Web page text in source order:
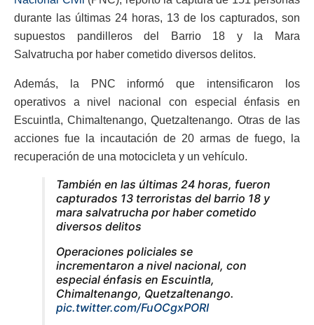
durante las últimas 24 horas, 13 de los capturados, son
supuestos pandilleros del Barrio 18 y la Mara
Salvatrucha por haber cometido diversos delitos.
Además, la PNC informó que intensificaron los
operativos a nivel nacional con especial énfasis en
Escuintla, Chimaltenango, Quetzaltenango. Otras de las
acciones fue la incautación de 20 armas de fuego, la
recuperación de una motocicleta y un vehículo.
También en las últimas 24 horas, fueron
capturados 13 terroristas del barrio 18 y
mara salvatrucha por haber cometido
diversos delitos
Operaciones policiales se
incrementaron a nivel nacional, con
especial énfasis en Escuintla,
Chimaltenango, Quetzaltenango.
pic.twitter.com/FuOCgxPORI